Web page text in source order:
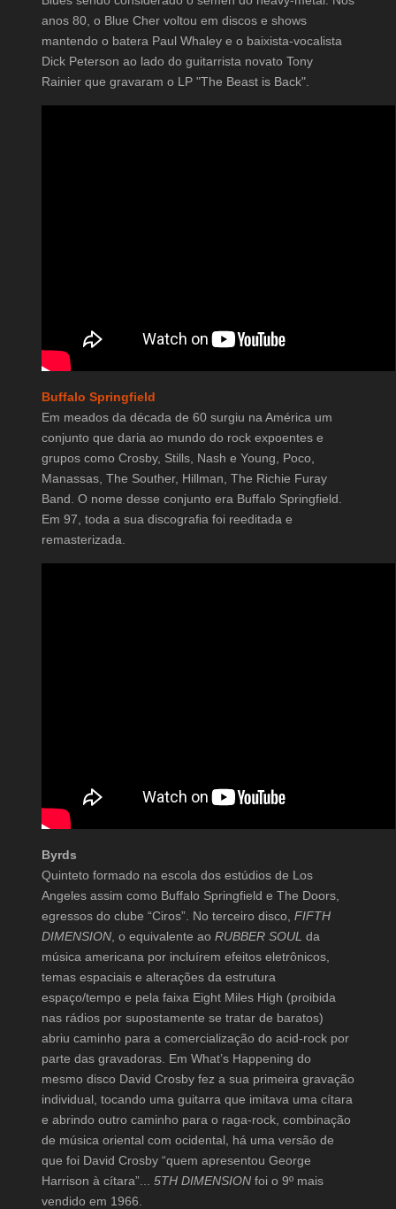
anos 80, o Blue Cher voltou em discos e shows
mantendo o batera Paul Whaley e o baixista-vocalista
Dick Peterson ao lado do guitarrista novato Tony
Rainier que gravaram o LP "The Beast is Back".
Buffalo Springfield
Em meados da década de 60 surgiu na América um
conjunto que daria ao mundo do rock expoentes e
grupos como Crosby, Stills, Nash e Young, Poco,
Manassas, The Souther, Hillman, The Richie Furay
Band. O nome desse conjunto era Buffalo Springfield.
Em 97, toda a sua discografia foi reeditada e
remasterizada.
Byrds
Quinteto formado na escola dos estúdios de Los
Angeles assim como Buffalo Springfield e The Doors,
egressos do clube “Ciros”. No terceiro disco, FIFTH
DIMENSION, o equivalente ao RUBBER SOUL da
música americana por incluírem efeitos eletrônicos,
temas espaciais e alterações da estrutura
espaço/tempo e pela faixa Eight Miles High (proibida
nas rádios por supostamente se tratar de baratos)
abriu caminho para a comercialização do acid-rock por
parte das gravadoras. Em What’s Happening do
mesmo disco David Crosby fez a sua primeira gravação
individual, tocando uma guitarra que imitava uma cítara
e abrindo outro caminho para o raga-rock, combinação
de música oriental com ocidental, há uma versão de
que foi David Crosby “quem apresentou George
Harrison à cítara”... 5TH DIMENSIONfoi o 9º mais
vendido em 1966.